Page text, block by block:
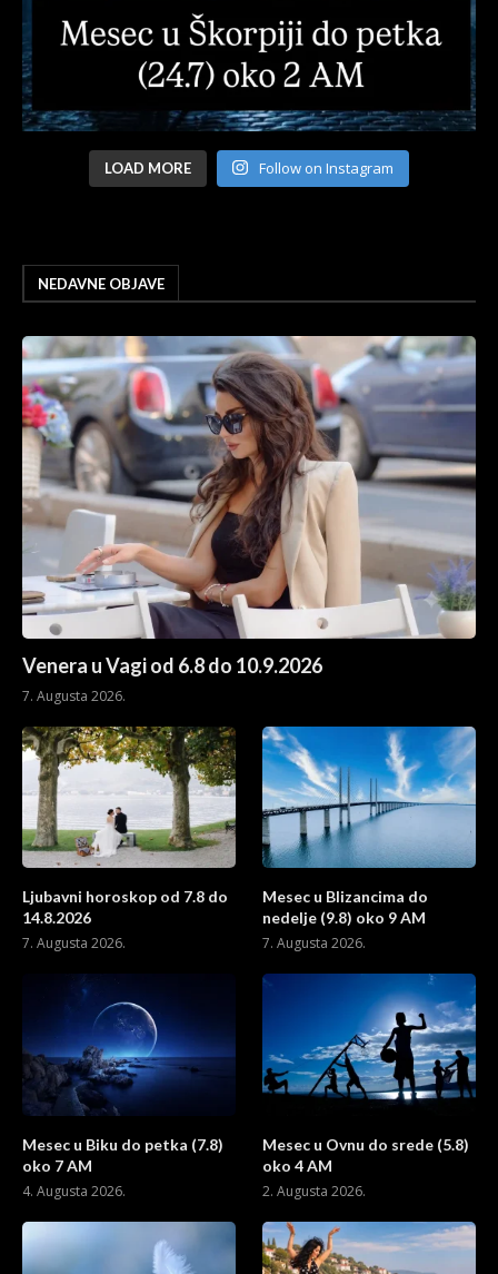
LOAD MORE Follow on Instagram
NEDAVNE OBJAVE
Venera u Vagi od 6.8 do 10.9.2026
7. Augusta 2026.
Ljubavni horoskop od 7.8 do
14.8.2026
7. Augusta 2026.
Mesec u Blizancima do
nedelje (9.8) oko 9 AM
7. Augusta 2026.
Mesec u Biku do petka (7.8)
oko 7 AM
4. Augusta 2026.
Mesec u Ovnu do srede (5.8)
oko 4 AM
2. Augusta 2026.